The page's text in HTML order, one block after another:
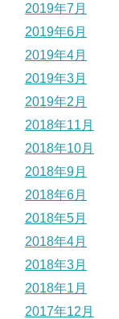
2019年7月
2019年6月
2019年4月
2019年3月
2019年2月
2018年11月
2018年10月
2018年9月
2018年6月
2018年5月
2018年4月
2018年3月
2018年1月
2017年12月